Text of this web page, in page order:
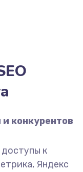
конкурентов
к
Яндекс